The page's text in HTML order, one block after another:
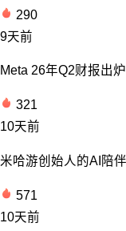
290
9天前
Meta 26年Q2财报出
321
10天前
米哈游创始人的AI陪
571
10天前